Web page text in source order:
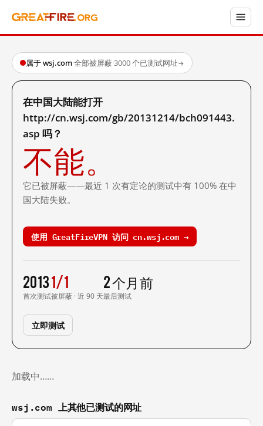
属于 wsj.com·全部被屏蔽·3000 个已测试网址→
在中国大陆能打开
http://cn.wsj.com/gb/20131214/bch091443.
asp 吗？
不能。
它已被屏蔽——最近 1 次有定论的测试中有 100% 在中
国大陆失败。
使用 GreatFireVPN 访问 cn.wsj.com →
2013
首次测试
1/1
被屏蔽 · 近 90 天
2 个月前
最后测试
立即测试
加载中……
wsj.com 上其他已测试的网址